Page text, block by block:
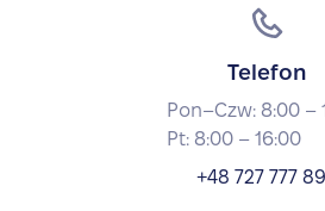
Telefon
Pon–Czw: 8:00 –
Pt: 8:00 – 16:00
+48 727 777